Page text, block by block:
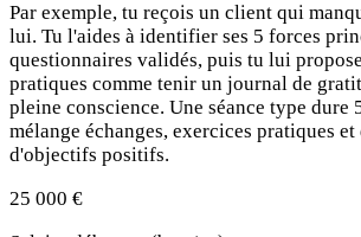
Par exemple, tu reçois un client qui
lui. Tu l'aides à identifier ses 5 forces
questionnaires validés, puis tu lui
pratiques comme tenir un journal de
pleine conscience. Une séance type dure
mélange échanges, exercices pratiques
d'objectifs positifs.
25 000 €